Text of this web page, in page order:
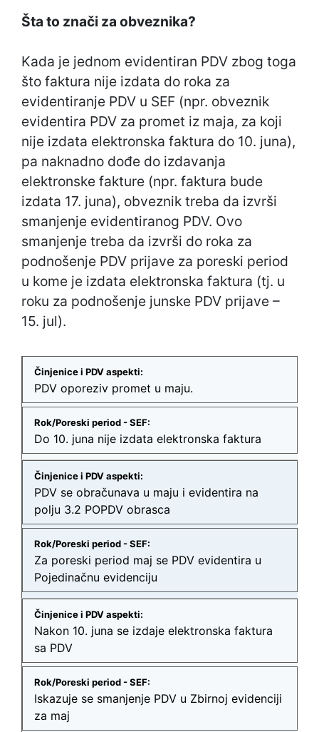
Šta to znači za obveznika?
Kada je jednom evidentiran PDV zbog toga
što faktura nije izdata do roka za
evidentiranje PDV u SEF (npr. obveznik
evidentira PDV za promet iz maja, za koji
nije izdata elektronska faktura do 10. juna),
pa naknadno dođe do izdavanja
elektronske fakture (npr. faktura bude
izdata 17. juna), obveznik treba da izvrši
smanjenje evidentiranog PDV. Ovo
smanjenje treba da izvrši do roka za
podnošenje PDV prijave za poreski period
u kome je izdata elektronska faktura (tj. u
roku za podnošenje junske PDV prijave –
15. jul).
PDV oporeziv promet u maju.
Do 10. juna nije izdata elektronska faktura
PDV se obračunava u maju i evidentira na
polju 3.2 POPDV obrasca
Za poreski period maj se PDV evidentira u
Pojedinačnu evidenciju
Nakon 10. juna se izdaje elektronska faktura
sa PDV
Iskazuje se smanjenje PDV u Zbirnoj evidenciji
za maj